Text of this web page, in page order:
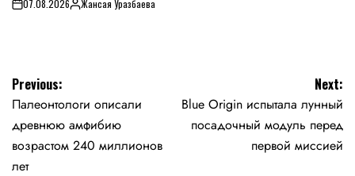
on07.08.2026PostedЖансая Уразбаева
Навигация
по
записям
Previous:
Палеонтологи описали
древнюю амфибию
возрастом 240 миллионов
лет
Next:
Blue Origin испытала лунный
посадочный модуль перед
первой миссией